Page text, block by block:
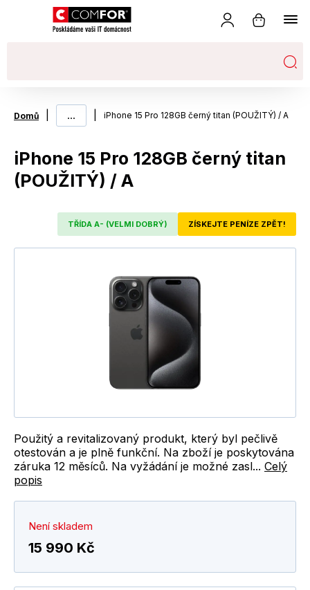
Domů ... iPhone 15 Pro 128GB černý titan (POUŽITÝ) / A
iPhone 15 Pro 128GB černý titan
(POUŽITÝ) / A
TŘÍDA A- (VELMI DOBRÝ) ZÍSKEJTE PENÍZE ZPĚT!
Použitý a revitalizovaný produkt, který byl pečlivě
otestován a je plně funkční. Na zboží je poskytována
záruka 12 měsíců. Na vyžádání je možné zasl... Celý
popis
Není skladem
15 990 Kč